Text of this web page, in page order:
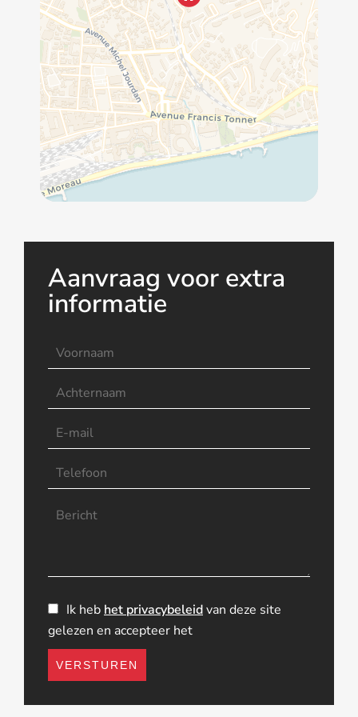
Aanvraag voor extra
informatie
Ik heb het privacybeleidvan deze site
gelezen en accepteer het
VERSTUREN